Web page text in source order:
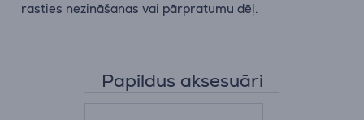
rasties nezināšanas vai pārpratumu dēļ.
Papildus aksesuāri